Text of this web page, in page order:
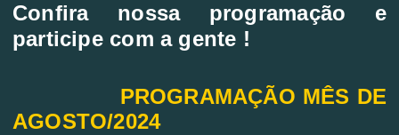
Confira nossa programação e
participe com a gente !
PROGRAMAÇÃO MÊS DE
AGOSTO/2024